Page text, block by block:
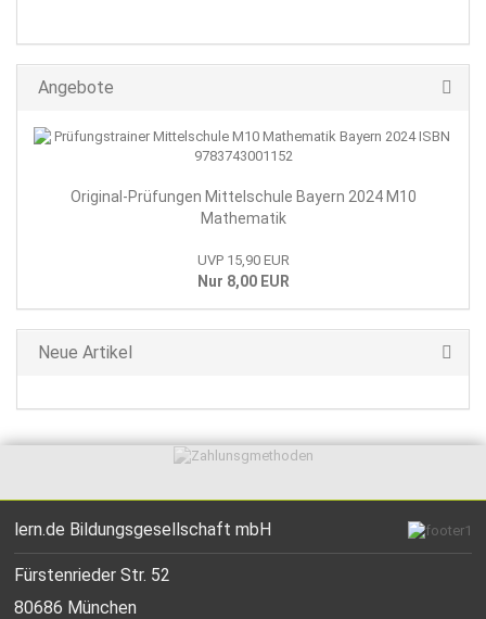
Angebote
Original-Prüfungen Mittelschule Bayern 2024 M10
Mathematik
UVP 15,90 EUR
Nur 8,00 EUR
Neue Artikel
lern.de Bildungsgesellschaft mbH
Fürstenrieder Str. 52
80686 München